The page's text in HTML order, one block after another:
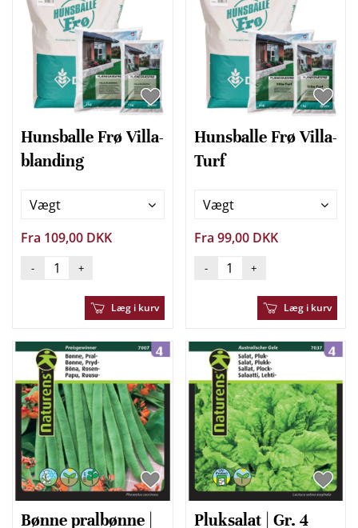
Hunsballe Frø Villa-
blanding
Vægt
Fra 109,00 DKK
- +
Læg i kurv
Hunsballe Frø Villa-
Turf
Vægt
Fra 99,00 DKK
- +
Læg i kurv
Bønne pralbønne |
Pluksalat | Gr. 4